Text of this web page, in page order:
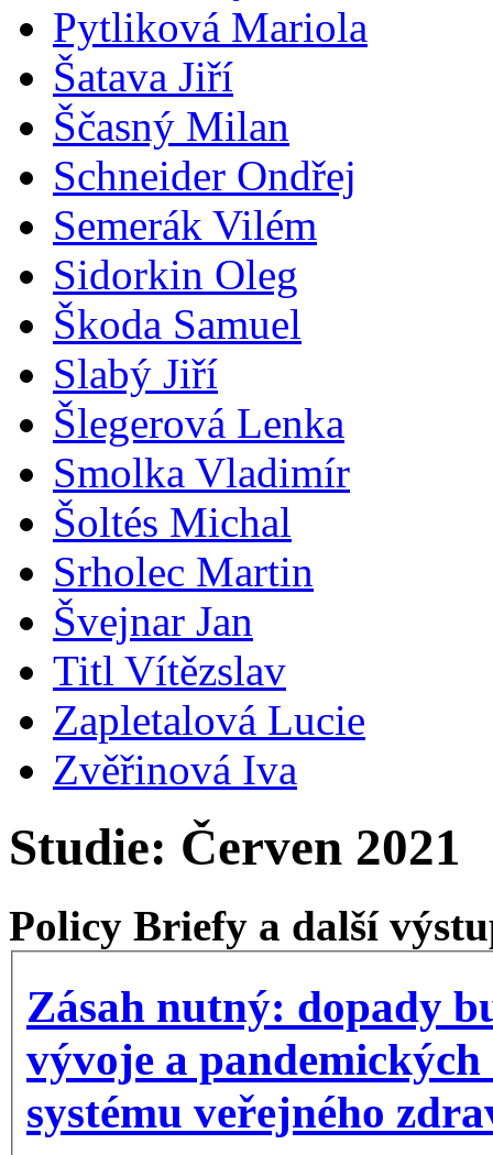
Pytliková Mariola
Šatava Jiří
Ščasný Milan
Schneider Ondřej
Semerák Vilém
Sidorkin Oleg
Škoda Samuel
Slabý Jiří
Šlegerová Lenka
Smolka Vladimír
Šoltés Michal
Srholec Martin
Švejnar Jan
Titl Vítězslav
Zapletalová Lucie
Zvěřinová Iva
Studie: Červen 2021
Policy Briefy a další
Zásah nutný: dopady
vývoje a
systému veřejného